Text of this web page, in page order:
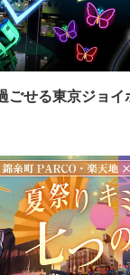
ごせる東京ジョ